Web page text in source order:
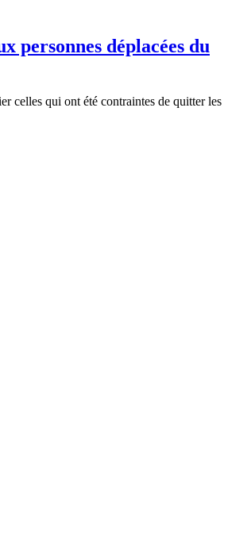
personnes déplacées du
celles qui ont été contraintes de quitter les